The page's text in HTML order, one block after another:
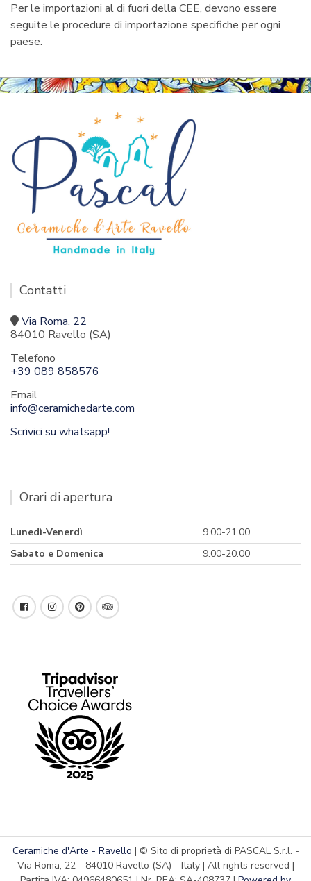
Per le importazioni al di fuori della CEE, devono essere
seguite le procedure di importazione specifiche per ogni
paese.
Contatti
Via Roma, 22
84010 Ravello (SA)
Telefono
+39 089 858576
Email
info@ceramichedarte.com
Scrivici su whatsapp!
Orari di apertura
Lunedì-Venerdì
9.00-21.00
Sabato e Domenica
9.00-20.00
Ceramiche d'Arte - Ravello | © Sito di proprietà di PASCAL S.r.l. -
Via Roma, 22 - 84010 Ravello (SA) - Italy | All rights reserved |